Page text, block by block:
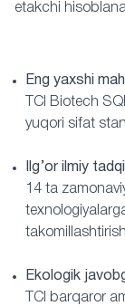
etakchi
Eng yaxshi
TCI Biotech
yuqori sifat
Ilg’or ilmiy
14 ta
Ekologik
TCI barqaror